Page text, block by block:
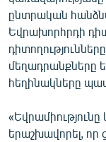
ընտրական
Եվրախորհրդի
մեղադրանքները
հեղինակները
«Եվրամիությունը
երաշխավորել,